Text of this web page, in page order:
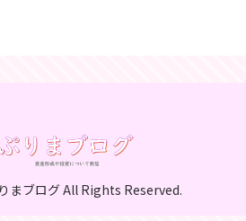
まブログ All Rights Reserved.